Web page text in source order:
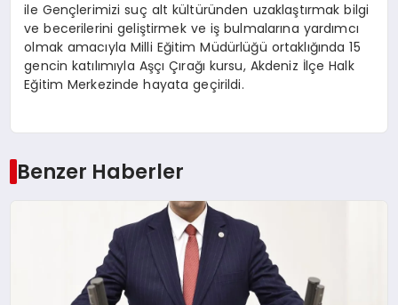
ile Gençlerimizi suç alt kültüründen uzaklaştırmak bilgi
ve becerilerini geliştirmek ve iş bulmalarına yardımcı
olmak amacıyla Milli Eğitim Müdürlüğü ortaklığında 15
gencin katılımıyla Aşçı Çırağı kursu, Akdeniz İlçe Halk
Eğitim Merkezinde hayata geçirildi.
Benzer Haberler